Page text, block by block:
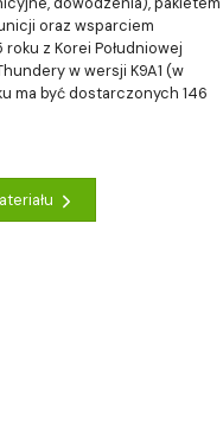
oraz wsparciem
z Korei Południowej
w wersji K9A1 (w
ma być dostarczonych 146